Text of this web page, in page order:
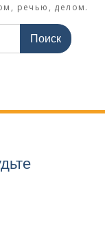
речью, делом.